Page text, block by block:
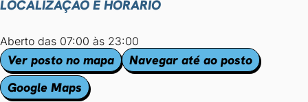
LOCALIZAÇÃO E HORÁRIO
Aberto das 07:00 às 23:00
Ver posto no mapa
Navegar até ao posto
Google Maps